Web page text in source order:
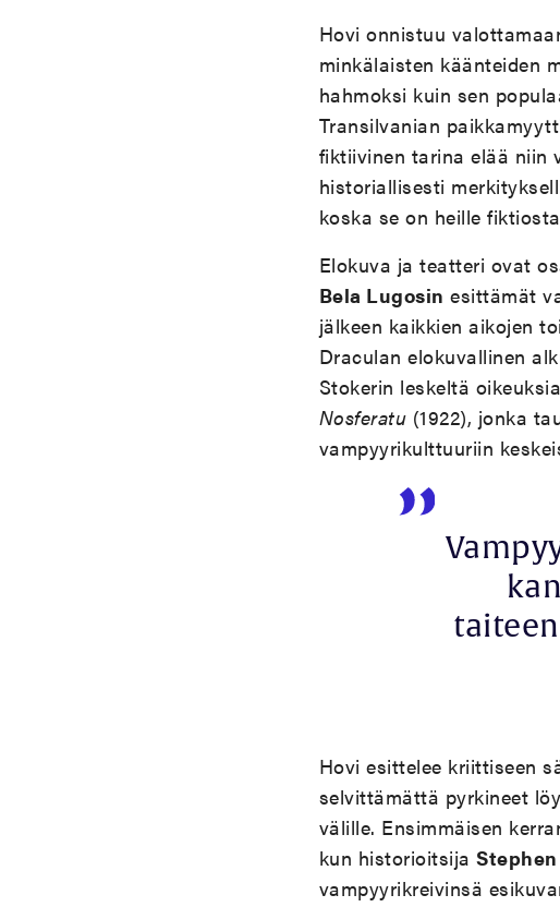
Hovi onnistuu
minkälaisten käänteiden
hahmoksi kuin sen
Transilvanian
fiktiivinen tarina elää niin
historiallisesti
koska se on heille
Elokuva ja teatteri ovat
Bela Lugosin esittämät
jälkeen kaikkien aikojen
Draculan elokuvallinen
Stokerin leskeltä oikeuksia
Nosferatu (1922), jonka
vampyyrikulttuuriin
Hovi esittelee kriittiseen
selvittämättä pyrkineet
välille. Ensimmäisen
kun historioitsija
vampyyrikreivinsä